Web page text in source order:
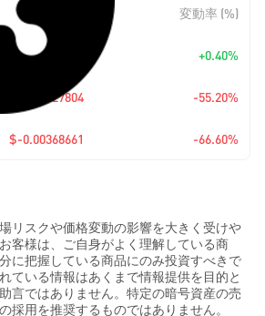
金額変動 変動率 (%)
$0.00000737 +0.40%
$-0.00227804 -55.20%
$-0.00368661 -66.60%
リスクや価格変動の影響を大きく受けや
客様は、ご自身がよく理解している商
に把握している商品にのみ投資すべきで
ている情報はあくまで情報提供を目的と
言ではありません。特定の暗号資産の売
採用を推奨するものではありません。